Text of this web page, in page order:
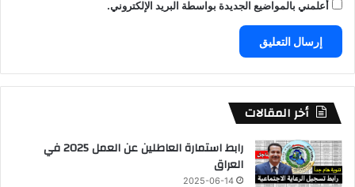
أعلمني بالمواضيع الجديدة بواسطة البريد الإلكتروني.
أخر المقالات
رابط استمارة العاطلين عن العمل 2025 في
العراق
2025-06-14